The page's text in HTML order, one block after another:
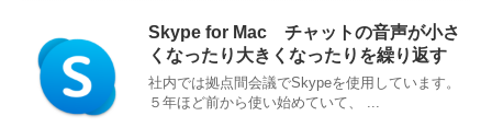
Skype for Mac チャットの音声が小さ
くなったり大きくなったりを繰り返す
社内では拠点間会議でSkypeを使用しています。
５年ほど前から使い始めていて、 ...